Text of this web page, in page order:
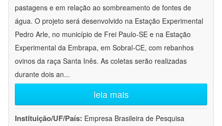
pastagens e em relação ao sombreamento de fontes de
água. O projeto será desenvolvido na Estação Experimental
Pedro Arle, no município de Frei Paulo-SE e na Estação
Experimental da Embrapa, em Sobral-CE, com rebanhos
ovinos da raça Santa Inês. As coletas serão realizadas
durante dois an...
leia mais
Instituição/UF/País: Empresa Brasileira de Pesquisa